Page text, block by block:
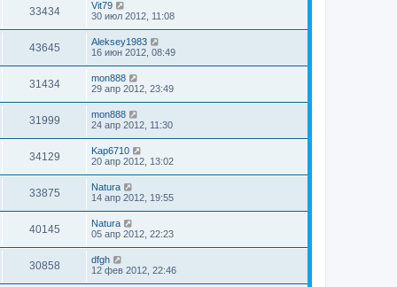
33434
Vit79
30 июл 2012, 11:08
43645
Aleksey1983
16 июн 2012, 08:49
31434
mon888
29 апр 2012, 23:49
31999
mon888
24 апр 2012, 11:30
34129
Kap6710
20 апр 2012, 13:02
33875
Natura
14 апр 2012, 19:55
40145
Natura
05 апр 2012, 22:23
30858
dfgh
12 фев 2012, 22:46